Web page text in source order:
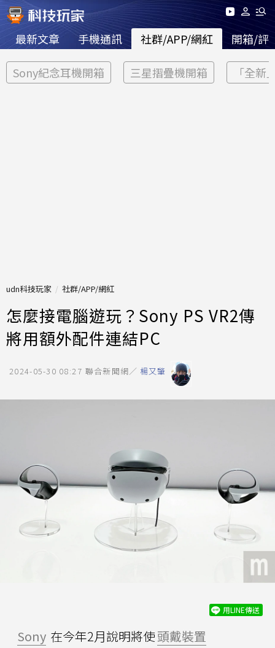
最新文章 手機通訊 社群/APP/網紅 開箱/評
Sony紀念耳機開箱 三星摺疊機開箱 「全新
udn科技玩家 社群/APP/網紅
怎麼接電腦遊玩？Sony PS VR2傳
將用額外配件連結PC
2024-05-30 08:27 聯合新聞網／ 楊又肇
用LINE傳送
Sony 在今年2月說明將使頭戴裝置